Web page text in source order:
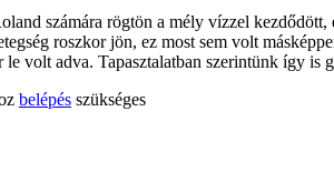
számára rögtön a mély vízzel
roszkor jön, ez most sem volt
le volt adva. Tapasztalatban szerintünk így
belépés szükséges